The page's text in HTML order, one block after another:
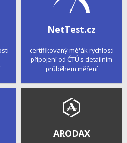
NetTest.cz
certifikovaný měřák rychlosti
připojení od ČTÚ s detailním
průběhem měření
ARODAX